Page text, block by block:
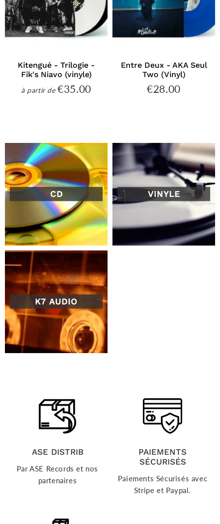
Kitengué - Trilogie -
Fik's Niavo (vinyle)
à partir dePrix
€35.00
Entre Deux - AKA Seul
Two (Vinyl)
Prix
€28.00
CD VINYLE
K7 AUDIO
ASE DISTRIB
Par ASE Records et nos
partenaires
PAIEMENTS
SÉCURISÉS
Paiements Sécurisés avec
Stripe et Paypal.